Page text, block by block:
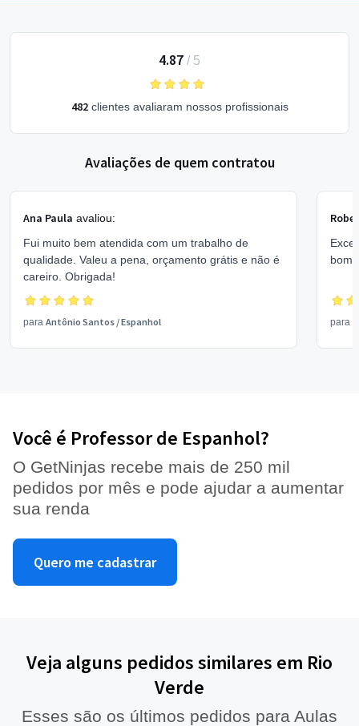
4.87 / 5
482clientes avaliaram nossos profissionais
Avaliações de quem contratou
Ana Paula avaliou:
Fui muito bem atendida com um trabalho de
qualidade. Valeu a pena, orçamento grátis e não é
careiro. Obrigada!
para Antônio Santos /Espanhol
bom
para
Você é Professor de Espanhol?
O GetNinjas recebe mais de 250 mil
pedidos por mês e pode ajudar a aumentar
sua renda
Quero me cadastrar
Veja alguns pedidos similares em Rio
Verde
Esses são os últimos pedidos para Aulas